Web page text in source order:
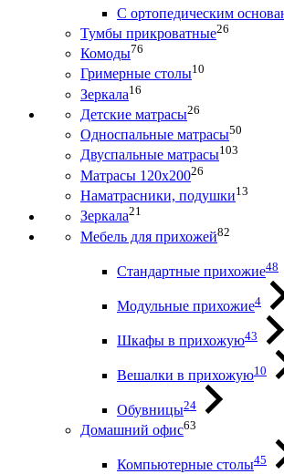
С ортопедическим
Тумбы прикроватные26
Комоды76
Гримерные столы10
Зеркала16
Детские матрасы26
Односпальные матрасы50
Двуспальные матрасы103
Матрасы 120х20026
Наматрасники, подушки13
Зеркала21
Мебель для прихожей82
Стандартные прихожие48
Модульные прихожие4
Шкафы в прихожую43
Вешалки в прихожую10
Обувницы24
Домашний офис63
Компьютерные столы45